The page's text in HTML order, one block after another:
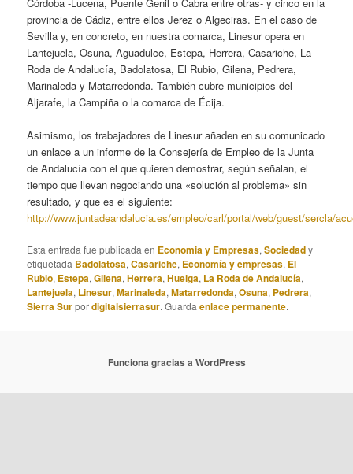
provincia de Cádiz, entre ellos Jerez o Algeciras. En el caso de
Sevilla y, en concreto, en nuestra comarca, Linesur opera en
Lantejuela, Osuna, Aguadulce, Estepa, Herrera, Casariche, La
Roda de Andalucía, Badolatosa, El Rubio, Gilena, Pedrera,
Marinaleda y Matarredonda. También cubre municipios del
Aljarafe, la Campiña o la comarca de Écija.
Asimismo, los trabajadores de Linesur añaden en su comunicado
un enlace a un informe de la Consejería de Empleo de la Junta
de Andalucía con el que quieren demostrar, según señalan, el
tiempo que llevan negociando una «solución al problema» sin
resultado, y que es el siguiente:
http://www.juntadeandalucia.es/empleo/carl/portal/web/guest/sercla/
Esta entrada fue publicada en Economia y Empresas,Sociedady
etiquetada Badolatosa,Casariche, Economía y empresas, El
Rubio, Estepa,Gilena,Herrera,Huelga, La Roda de Andalucía,
Lantejuela, Linesur,Marinaleda,Matarredonda,Osuna, Pedrera,
Sierra Surpordigitalsierrasur. Guardaenlace permanente.
Funciona gracias a WordPress